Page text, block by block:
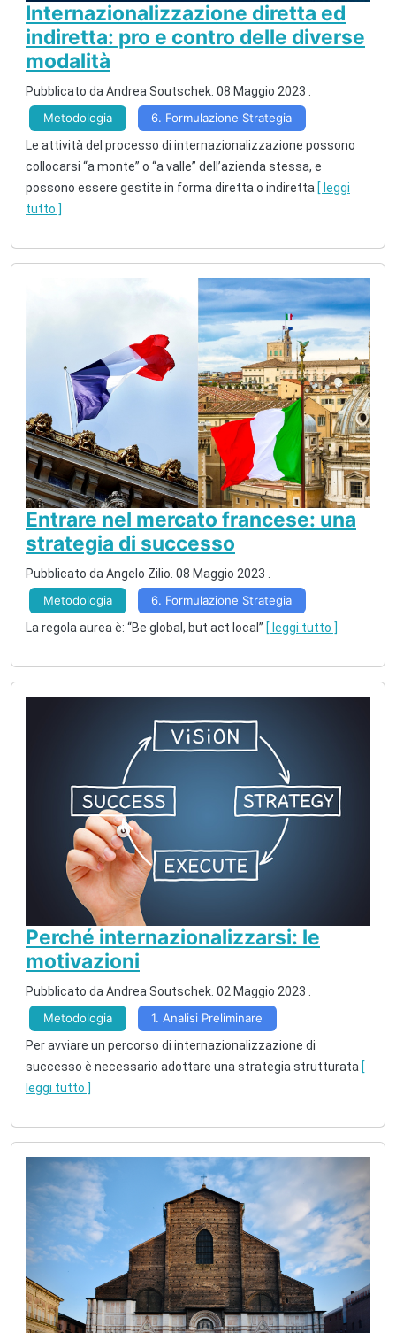
Internazionalizzazione diretta ed
indiretta: pro e contro delle diverse
modalità
Pubblicato da Andrea Soutschek. 08 Maggio 2023
Metodologia
6. Formulazione Strategia
Le attività del processo di internazionalizzazione possono
collocarsi “a monte” o “a valle” dell’azienda stessa, e
possono essere gestite in forma diretta o indiretta [ leggi
tutto ]
Entrare nel mercato francese: una
strategia di successo
Pubblicato da Angelo Zilio. 08 Maggio 2023
Metodologia
6. Formulazione Strategia
La regola aurea è: “Be global, but act local” [ leggi tutto ]
Perché internazionalizzarsi: le
motivazioni
Pubblicato da Andrea Soutschek. 02 Maggio 2023 .
Metodologia
1. Analisi Preliminare
Per avviare un percorso di internazionalizzazione di
successo è necessario adottare una strategia strutturata [
leggi tutto ]